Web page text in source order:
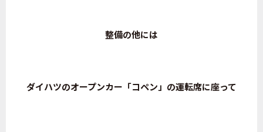
整備の他には
ダイハツのオープンカー「コペン」の運転席に座って